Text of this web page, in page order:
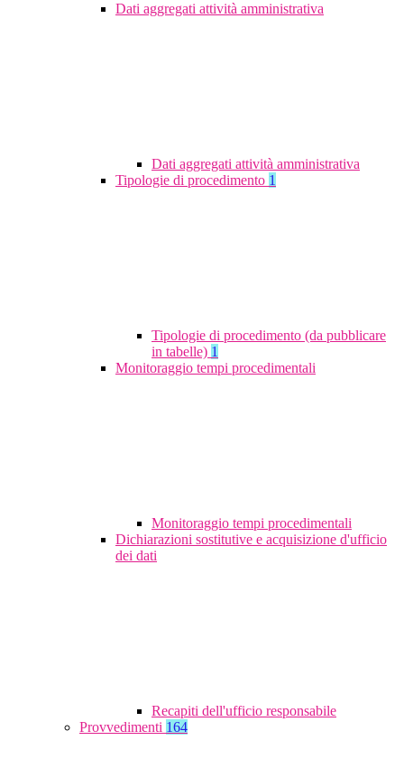
Dati aggregati attività amministrativa
Dati aggregati attività amministrativa
Tipologie di procedimento 1
Tipologie di procedimento (da pubblicare
in tabelle) 1
Monitoraggio tempi procedimentali
Monitoraggio tempi procedimentali
Dichiarazioni sostitutive e acquisizione d'ufficio
dei dati
Recapiti dell'ufficio responsabile
Provvedimenti 164